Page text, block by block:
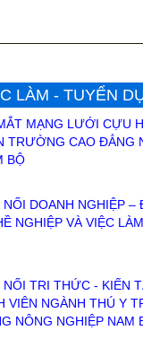
LÀM - TUYỂN
MẠNG LƯỚI CỰU
TRƯỜNG CAO ĐẲNG
BỘ
NỐI DOANH NGHIỆP –
NGHIỆP VÀ VIỆC
NỐI TRI THỨC - KIẾN
VIÊN NGÀNH THÚ Y
NÔNG NGHIỆP NAM